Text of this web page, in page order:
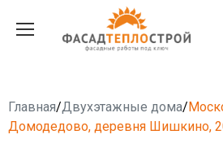
Главная/Двухэтажные дома/
Домодедово, деревня Шишкино,